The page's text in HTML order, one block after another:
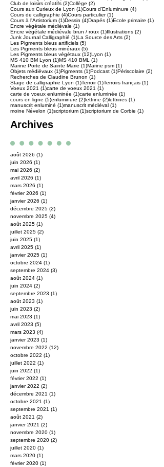
Club de loisirs créatifs (2)2 posts
Collège (2)2 posts
Cours aux Curieux de Lyon (1)1 post
Cours d'Enluminure (4)4 posts
Cours de calligraphie (4)4 posts
Cours particulier (1)1 post
Cours à l'Artistorium (1)1 post
Dessin (4)4 posts
Drapés (1)1 post
Ecole primaire (1)1
Encre végétale médiévale (1)1 post
Encre végétale médiévale brun / roux (1)1 post
Illustrations (2)2 posts
Junk Journal Calligraphié (1)1 post
La Source des Arts (2)2 posts
Les Pigments bleus artificiels (5)5 posts
Les Pigments bleus minéraux (5)5 posts
Les Pigments bleus végétaux (12)12 posts
Lyon (1)1 post
MS 410 BM Lyon (1)1 post
MS 410 BML (1)1 post
Marine Porte de Sainte Marie (1)1 post
Marine psm (1)1 post
Objets médiévaux (1)1 post
Pigments (1)1 post
Podcast (1)1 post
Périscolaire (2)2
Recherches de Claudine Brunon (1)1 post
Stage de calligraphie Lyon (1)1 post
Terroir (1)1 post
Terroirs français (1)1 post
Voeux 2021 (1)1 post
carte de voeux 2021 (1)1 post
carte de voeux enluminée (1)1 post
carte enluminée (1)1 post
cours en ligne (5)5 posts
enluminure (2)2 posts
lettrine (2)2 posts
lettrines (1)1 post
manuscrit enluminé (1)1 post
manuscrit médiéval (1)1 post
moine Névelon (1)1 post
scriptorium (1)1 post
scriptorium de Corbie (1)1 post
Archives
août 2026 (1)
juin 2026 (1)
mai 2026 (2)
avril 2026 (1)
mars 2026 (1)
février 2026 (1)
janvier 2026 (1)
décembre 2025 (2)
novembre 2025 (4)
août 2025 (1)
juillet 2025 (2)
juin 2025 (1)
avril 2025 (1)
janvier 2025 (1)
octobre 2024 (1)
septembre 2024 (3)
août 2024 (1)
juin 2024 (2)
septembre 2023 (1)
août 2023 (1)
juin 2023 (2)
mai 2023 (1)
avril 2023 (5)
mars 2023 (4)
janvier 2023 (1)
novembre 2022 (12)
octobre 2022 (1)
juillet 2022 (1)
juin 2022 (1)
février 2022 (1)
janvier 2022 (2)
décembre 2021 (1)
octobre 2021 (1)
septembre 2021 (1)
août 2021 (2)
janvier 2021 (2)
novembre 2020 (1)
septembre 2020 (2)
juillet 2020 (1)
mars 2020 (1)
février 2020 (1)